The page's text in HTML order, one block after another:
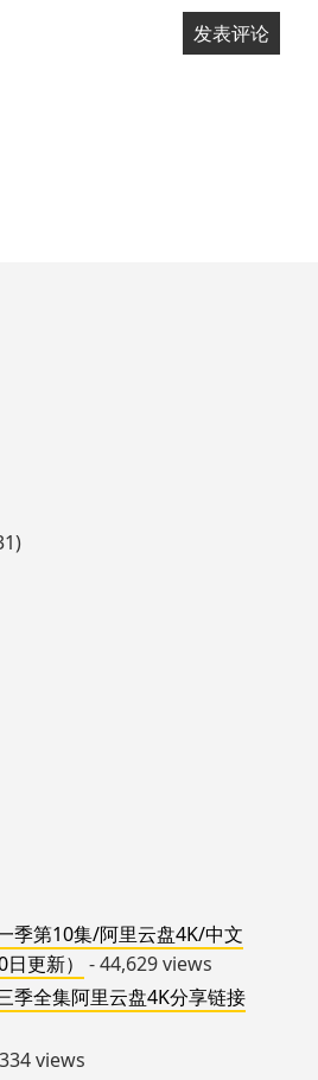
季第10集/阿里云盘4K/中文
更新）
- 44,629 views
季全集阿里云盘4K分享链接
views